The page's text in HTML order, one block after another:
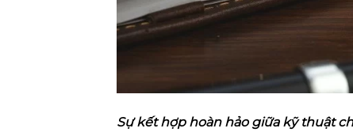
Sự kết hợp hoàn hảo giữa kỹ thuật